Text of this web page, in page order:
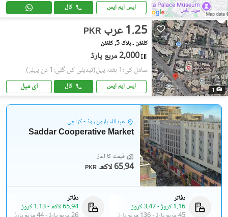
ایس ایم ایس کال
1
PKR 1.25 عرب
کلفٹن ۔ بلاک 5, کلفٹن
2,000 مربع یارڈ
شامل کی:1 ہفتہ پہل (تبدیلی کی گئی:1 دن پہلے)
ایس ایم ایس کال ای میل
عبداللہ ہارون روڈ - کراچی
Saddar Cooperative Market
قیمت کا آغاز
PKR 65.94 لاکھ
دفاتر
1.16 کروڑ
-3.47 کروڑ
دفاتر
65.94 لاکھ
-1.13 کروڑ